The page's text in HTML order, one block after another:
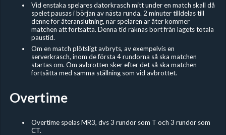
Vid enstaka spelares datorkrasch mitt under en match skall då
spelet pausas i början av nästa runda. 2 minuter tilldelas till
denne för återanslutning, när spelaren är åter kommer
matchen att fortsätta. Denna tid räknas bort från lagets totala
paustid.
Om en match plötsligt avbryts, av exempelvis en
serverkrasch, inom de första 4 rundorna så ska matchen
startas om. Om avbrotten sker efter det så ska matchen
fortsätta med samma ställning som vid avbrottet.
Overtime
Overtime spelas MR3, dvs 3 rundor som T och 3 rundor som
CT.